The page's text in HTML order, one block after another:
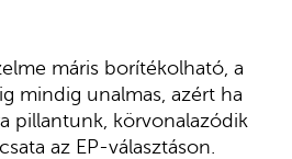
máris borítékolható, a
mindig unalmas, azért ha
pillantunk, körvonalazódik
az EP-választáson.